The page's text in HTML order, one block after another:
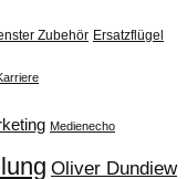
Zubehör Ersatzflügel
Medienecho
Oliver Dundiew